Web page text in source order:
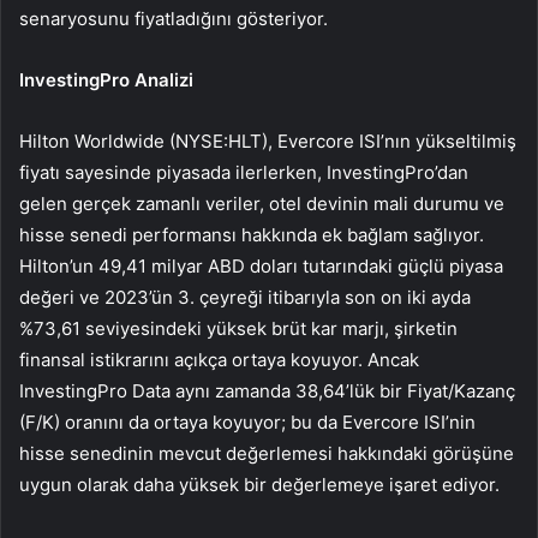
senaryosunu fiyatladığını gösteriyor.
InvestingPro Analizi
Hilton Worldwide (NYSE:HLT), Evercore ISI’nın yükseltilmiş
fiyatı sayesinde piyasada ilerlerken, InvestingPro’dan
gelen gerçek zamanlı veriler, otel devinin mali durumu ve
hisse senedi performansı hakkında ek bağlam sağlıyor.
Hilton’un 49,41 milyar ABD doları tutarındaki güçlü piyasa
değeri ve 2023’ün 3. çeyreği itibarıyla son on iki ayda
%73,61 seviyesindeki yüksek brüt kar marjı, şirketin
finansal istikrarını açıkça ortaya koyuyor. Ancak
InvestingPro Data aynı zamanda 38,64’lük bir Fiyat/Kazanç
(F/K) oranını da ortaya koyuyor; bu da Evercore ISI’nin
hisse senedinin mevcut değerlemesi hakkındaki görüşüne
uygun olarak daha yüksek bir değerlemeye işaret ediyor.